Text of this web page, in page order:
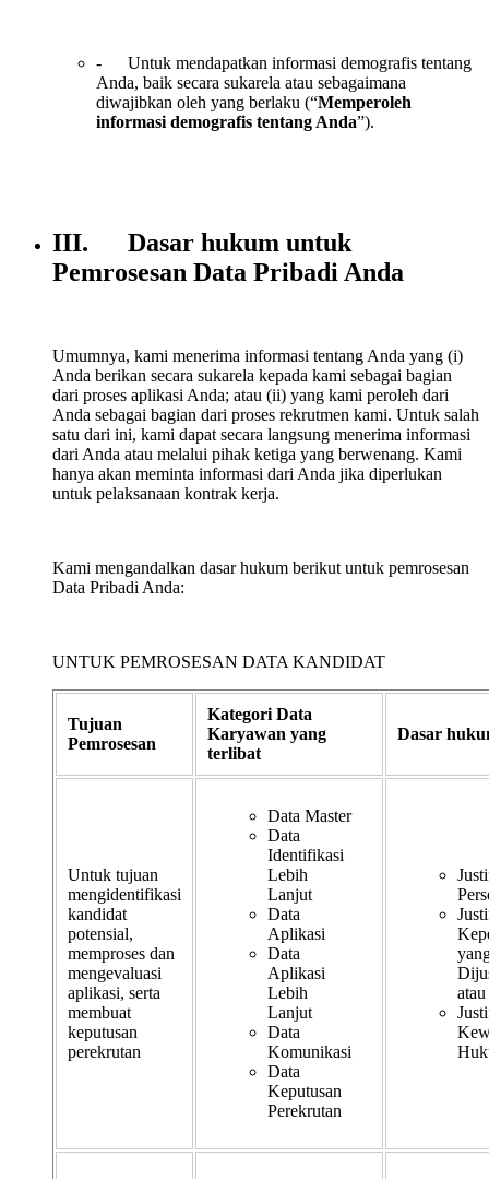
- Untuk mendapatkan informasi demografis tentang
Anda, baik secara sukarela atau sebagaimana
diwajibkan oleh yang berlaku (“Memperoleh
informasi demografis tentang Anda”).
III. Dasar hukum untuk
Pemrosesan Data Pribadi Anda
Umumnya, kami menerima informasi tentang Anda yang (i)
Anda berikan secara sukarela kepada kami sebagai bagian
dari proses aplikasi Anda; atau (ii) yang kami peroleh dari
Anda sebagai bagian dari proses rekrutmen kami. Untuk salah
satu dari ini, kami dapat secara langsung menerima informasi
dari Anda atau melalui pihak ketiga yang berwenang. Kami
hanya akan meminta informasi dari Anda jika diperlukan
untuk pelaksanaan kontrak kerja.
Kami mengandalkan dasar hukum berikut untuk pemrosesan
Data Pribadi Anda:
UNTUK PEMROSESAN DATA KANDIDAT
Tujuan
Pemrosesan
Kategori Data
Karyawan yang
terlibat
Dasar
Untuk tujuan
mengidentifikasi
kandidat
potensial,
memproses dan
mengevaluasi
aplikasi, serta
membuat
keputusan
perekrutan
Data Master
Data
Identifikasi
Lebih
Lanjut
Data
Aplikasi
Data
Aplikasi
Lebih
Lanjut
Data
Komunikasi
Data
Keputusan
Perekrutan
atau